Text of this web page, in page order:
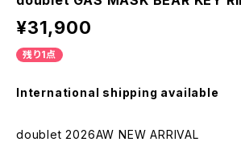
¥31,900
残り1点
International shipping available
doublet 2026AW NEW ARRIVAL